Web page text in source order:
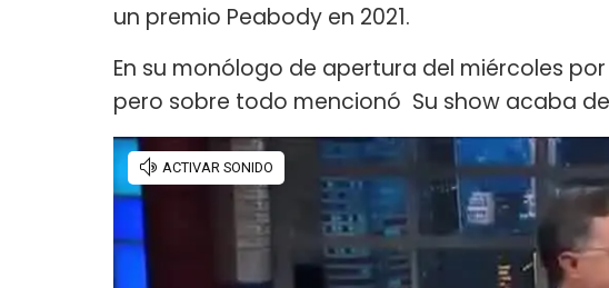
un premio Peabody en 2021.
En su monólogo de apertura del miércoles
pero sobre todo mencionó Su show acaba